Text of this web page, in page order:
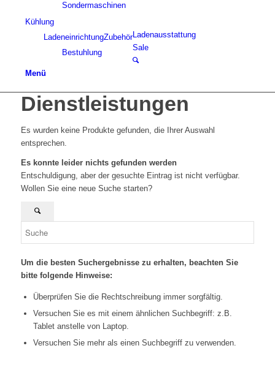
Sondermaschinen
Kühlung
Ladenausstattung
Ladeneinrichtung
Bestuhlung
Zubehör
Sale
Menü
Dienstleistungen
Es wurden keine Produkte gefunden, die Ihrer Auswahl
entsprechen.
Es konnte leider nichts gefunden werden
Entschuldigung, aber der gesuchte Eintrag ist nicht verfügbar.
Wollen Sie eine neue Suche starten?
Um die besten Suchergebnisse zu erhalten, beachten Sie
bitte folgende Hinweise:
Überprüfen Sie die Rechtschreibung immer sorgfältig.
Versuchen Sie es mit einem ähnlichen Suchbegriff: z.B.
Tablet anstelle von Laptop.
Versuchen Sie mehr als einen Suchbegriff zu verwenden.